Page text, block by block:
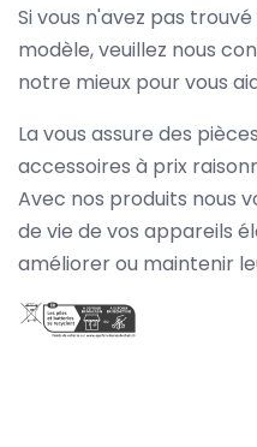
Si vous n'avez pas
modèle, veuillez nous
notre mieux pour vous
La vous assure des
accessoires à prix
Avec nos produits nous
de vie de vos appareils
améliorer ou maintenir